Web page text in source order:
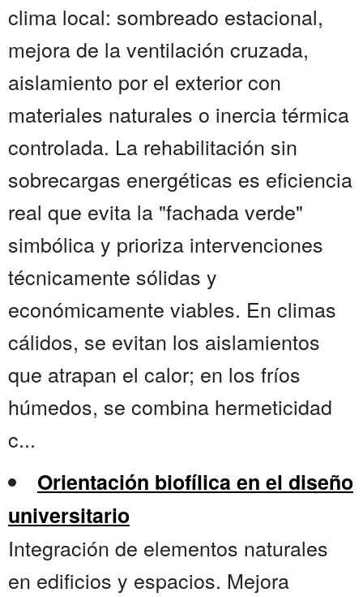
clima local: sombreado estacional,
mejora de la ventilación cruzada,
aislamiento por el exterior con
materiales naturales o inercia térmica
controlada. La rehabilitación sin
sobrecargas energéticas es eficiencia
real que evita la "fachada verde"
simbólica y prioriza intervenciones
técnicamente sólidas y
económicamente viables. En climas
cálidos, se evitan los aislamientos
que atrapan el calor; en los fríos
húmedos, se combina hermeticidad
c...
Orientación biofílica en el diseño
universitario
Integración de elementos naturales
en edificios y espacios. Mejora